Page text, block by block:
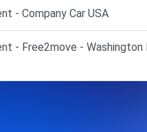
- Company Car USA
- Free2move - Washington